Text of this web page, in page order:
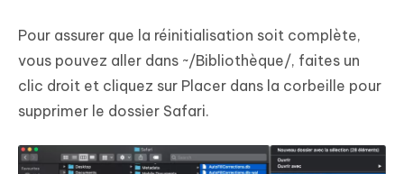
Pour assurer que la réinitialisation soit complète,
vous pouvez aller dans ~/Bibliothèque/, faites un
clic droit et cliquez sur Placer dans la corbeille pour
supprimer le dossier Safari.